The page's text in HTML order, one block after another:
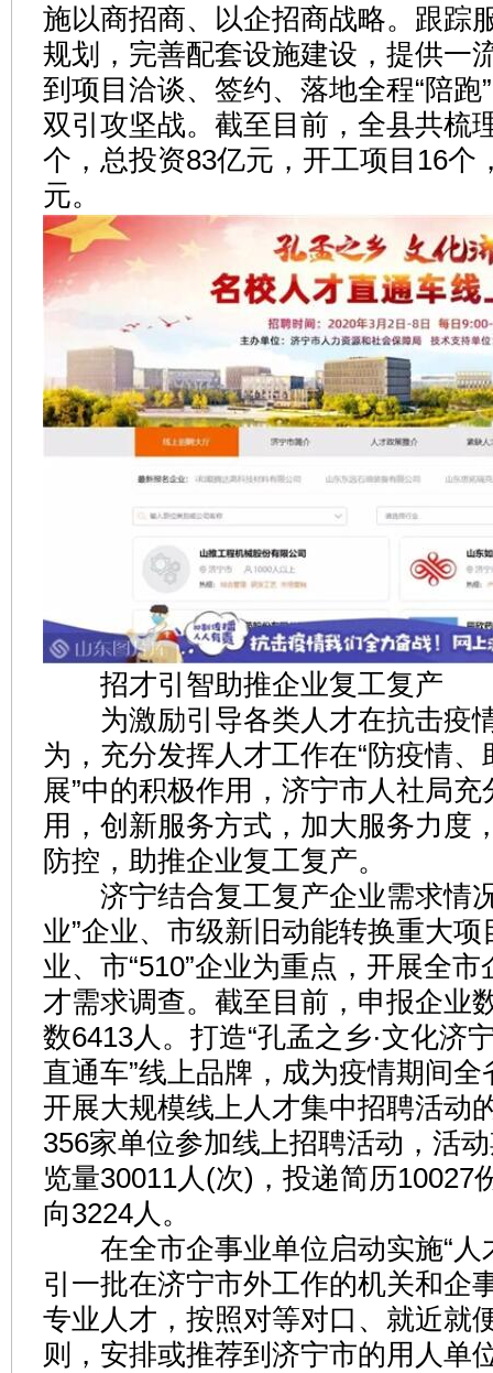
施以商招商、以企招商战略。跟踪
规划，完善配套设施建设，提供一
到项目洽谈、签约、落地全程“陪跑
双引攻坚战。截至目前，全县共梳
个，总投资83亿元，开工项目16个
元。
招才引智助推企业复工复产
为激励引导各类人才在抗击疫
为，充分发挥人才工作在“防疫情
展”中的积极作用，济宁市人社局
用，创新服务方式，加大服务力度
防控，助推企业复工复产。
济宁结合复工复产企业需求情
业”企业、市级新旧动能转换重大
业、市“510”企业为重点，开展全
才需求调查。截至目前，申报企业
数6413人。打造“孔孟之乡·文化
直通车”线上品牌，成为疫情期间
开展大规模线上人才集中招聘活动
356家单位参加线上招聘活动，活
览量30011人(次)，投递简历10027
向3224人。
在全市企事业单位启动实施“人
引一批在济宁市外工作的机关和企
专业人才，按照对等对口、就近就
则，安排或推荐到济宁市的用人单